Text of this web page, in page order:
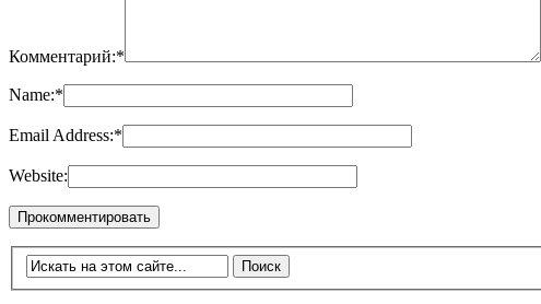
Комментарий:*
Name:*
Email Address:*
Website: